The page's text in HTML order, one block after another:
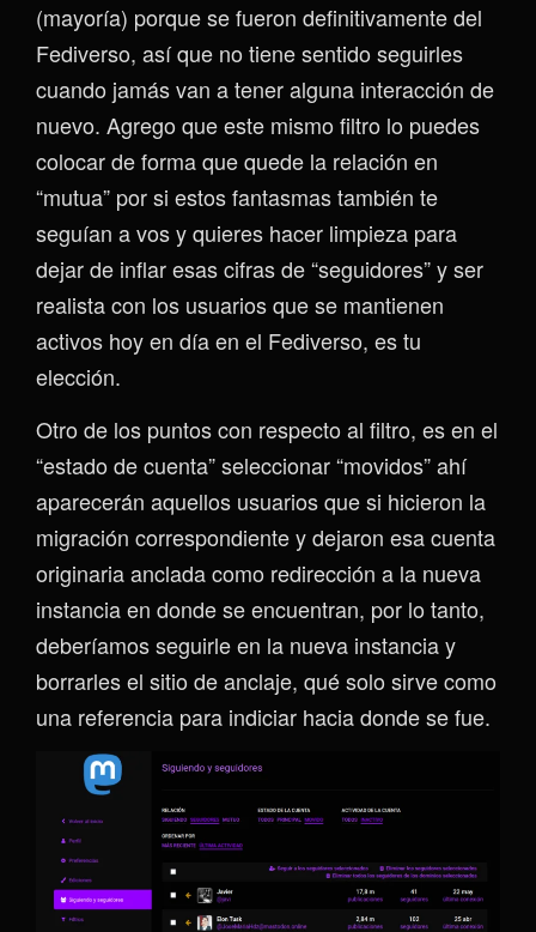
(mayoría) porque se fueron definitivamente del
Fediverso, así que no tiene sentido seguirles
cuando jamás van a tener alguna interacción de
nuevo. Agrego que este mismo filtro lo puedes
colocar de forma que quede la relación en
“mutua” por si estos fantasmas también te
seguían a vos y quieres hacer limpieza para
dejar de inflar esas cifras de “seguidores” y ser
realista con los usuarios que se mantienen
activos hoy en día en el Fediverso, es tu
elección.
Otro de los puntos con respecto al filtro, es en el
“estado de cuenta” seleccionar “movidos” ahí
aparecerán aquellos usuarios que si hicieron la
migración correspondiente y dejaron esa cuenta
originaria anclada como redirección a la nueva
instancia en donde se encuentran, por lo tanto,
deberíamos seguirle en la nueva instancia y
borrarles el sitio de anclaje, qué solo sirve como
una referencia para indiciar hacia donde se fue.